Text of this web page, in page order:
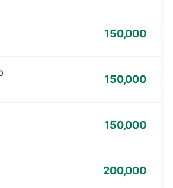
150,000
150,000
150,000
200,000